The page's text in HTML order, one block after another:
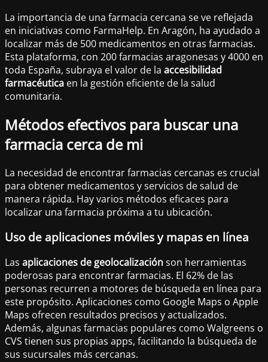
La importancia de una farmacia cercana se ve reflejada
en iniciativas como FarmaHelp. En Aragón, ha ayudado a
localizar más de 500 medicamentos en otras farmacias.
Esta plataforma, con 200 farmacias aragonesas y 4000 en
toda España, subraya el valor de la accesibilidad
farmacéutica en la gestión eficiente de la salud
comunitaria.
Métodos efectivos para buscar una
farmacia cerca de mi
La necesidad de encontrar farmacias cercanas es crucial
para obtener medicamentos y servicios de salud de
manera rápida. Hay varios métodos eficaces para
localizar una farmacia próxima a tu ubicación.
Uso de aplicaciones móviles y mapas en línea
Las aplicaciones de geolocalizaciónson herramientas
poderosas para encontrar farmacias. El 62% de las
personas recurren a motores de búsqueda en línea para
este propósito. Aplicaciones como Google Maps o Apple
Maps ofrecen resultados precisos y actualizados.
Además, algunas farmacias populares como Walgreens o
CVS tienen sus propias apps, facilitando la búsqueda de
sus sucursales más cercanas.